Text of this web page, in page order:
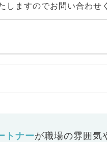
しますのでお問い合わせ
トナーが職場の雰囲気